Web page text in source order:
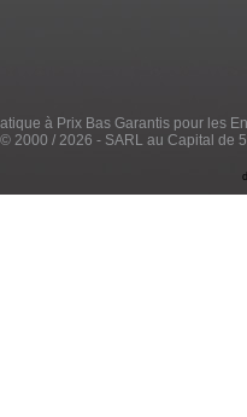
à Prix Bas Garantis pour les
© 2000 / 2026 - SARL au Capital de